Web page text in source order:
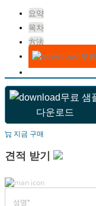
요약
목차
方法
무
무료 샘
다운로드
지금 구매
견적 받기